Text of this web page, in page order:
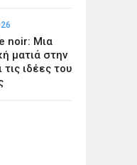
noir: Μια
ματιά στην
τις ιδέες του